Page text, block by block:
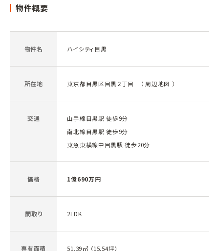
物件概要
物件名 ハイシティ目黒
所在地 東京都目黒区目黒２丁目 （ 周辺地図 ）
交通
山手線目黒駅 徒歩9分
南北線目黒駅 徒歩9分
東急東横線中目黒駅 徒歩20分
価格 1億690万円
間取り 2LDK
専有面積 51.39㎡ （15.54坪）